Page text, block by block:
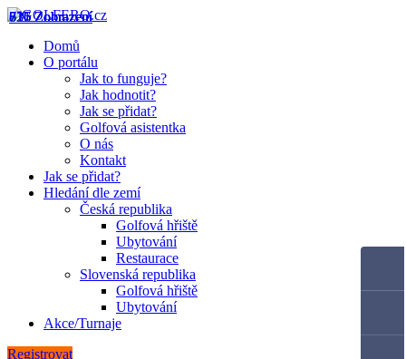
Domů
O portálu
Jak to funguje?
Jak hodnotit?
Jak se přidat?
Golfová asistentka
O nás
Kontakt
Jak se přidat?
Hledání dle zemí
Česká republika
Golfová hřiště
Ubytování
Restaurace
Slovenská republika
Golfová hřiště
Ubytování
Akce/Turnaje
Registrovat
617 Zobrazení
831 Zobrazení
716 Zobrazení
726 Zobrazení